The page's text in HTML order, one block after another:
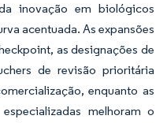
inovação em biológicos
acentuada. As expansões
as designações de
de revisão prioritária
enquanto as
melhoram o